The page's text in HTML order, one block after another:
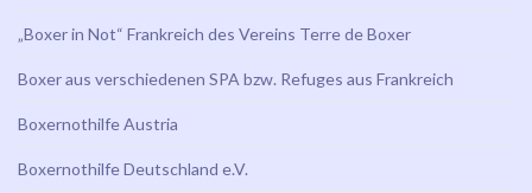
„Boxer in Not“ Frankreich des Vereins Terre de Boxer
Boxer aus verschiedenen SPA bzw. Refuges aus Frankreich
Boxernothilfe Austria
Boxernothilfe Deutschland e.V.